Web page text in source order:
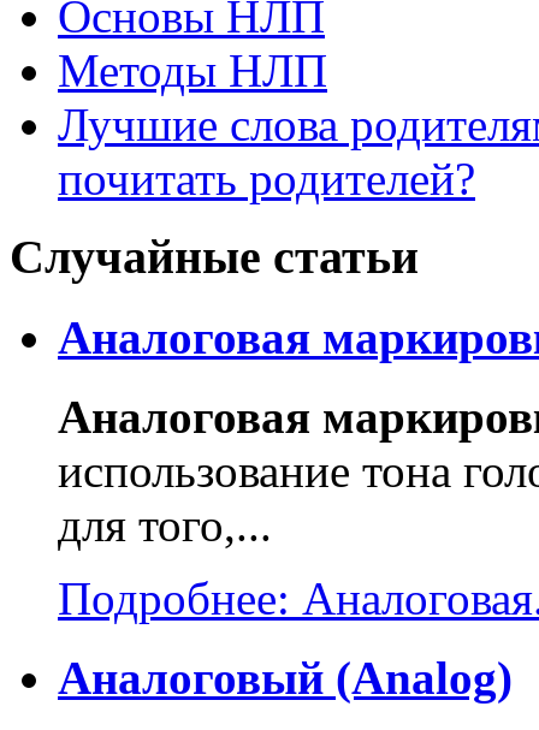
Основы НЛП
Методы НЛП
Лучшие слова
почитать родителей?
Случайные статьи
Аналоговая
Аналоговая
использование тона
для того,...
Подробнее:
Аналоговый (Analog)